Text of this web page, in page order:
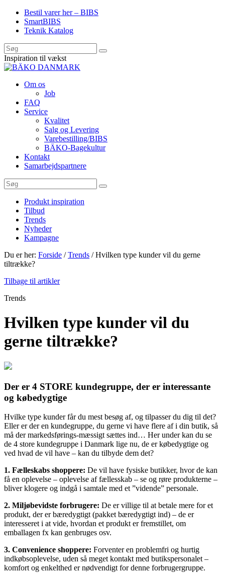
Bestil varer her – BIBS
SmartBIBS
Teknik Katalog
Inspiration til vækst
Om os
Job
FAQ
Service
Kvalitet
Salg og Levering
Varebestilling/BIBS
BÄKO-Bagekultur
Kontakt
Samarbejdspartnere
Produkt inspiration
Tilbud
Trends
Nyheder
Kampagne
Du er her: Forside /Trends /Hvilken type kunder vil du gerne
tiltrække?
Tilbage til artikler
Trends
Hvilken type kunder vil du
gerne tiltrække?
Der er 4 STORE kundegruppe, der er interessante
og købedygtige
Hvilke type kunder får du mest besøg af, og tilpasser du dig til det?
Eller er der en kundegruppe, du gerne vi have flere af i din butik, så
må der markedsførings-mæssigt sættes ind… Her under kan du se
de 4 store kundegruppe i Danmark lige nu, de er købedygtige og
ved hvad de vil have – kan du tilbyde dem det?
1. Fælleskabs shoppere: De vil have fysiske butikker, hvor de kan
få en oplevelse – oplevelse af fællesskab – se og røre produkterne –
bliver klogere og indgå i samtale med et ”vidende” personale.
2. Miljøbevidste forbrugere: De er villige til at betale mere for et
produkt, der er bæredygtigt (pakket bæredygtigt ind) – de er
interesseret i at vide, hvordan et produkt er fremstillet, om
emballagen fx kan genbruges osv.
3. Convenience shoppere: Forventer en problemfri og hurtig
indkøbsoplevelse, uden så meget kontakt med butikspersonalet –
komfort og enkelthed er nødvendigt for denne forbrugergruppe.